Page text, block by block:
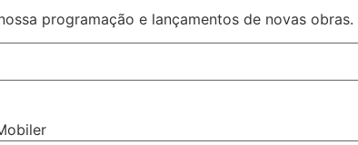
programação e lançamentos de novas obras.